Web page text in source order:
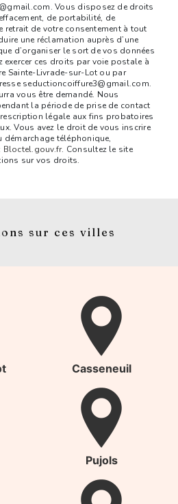
Vous disposez de droits
de portabilité, de
de votre consentement à tout
une réclamation auprès d’une
d’organiser le sort de vos données
ces droits par voie postale à
Sainte-Livrade-sur-Lot ou par
seductioncoiffure3@gmail.com.
vous être demandé. Nous
la période de prise de contact
légale aux fins probatoires
Vous avez le droit de vous inscrire
téléphonique,
Bloctel.gouv.fr. Consultez le site
sur vos droits.
sur ces villes
Casseneuil
Pujols